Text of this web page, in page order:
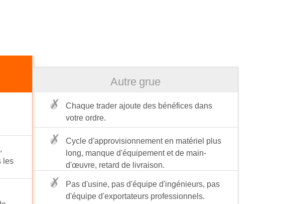
les
Autre grue
Chaque trader ajoute des bénéfices dans
votre ordre.
Cycle d'approvisionnement en matériel plus
long, manque d'équipement et de main-
d'œuvre, retard de livraison.
Pas d'usine, pas d'équipe d'ingénieurs, pas
d'équipe d'exportateurs professionnels.